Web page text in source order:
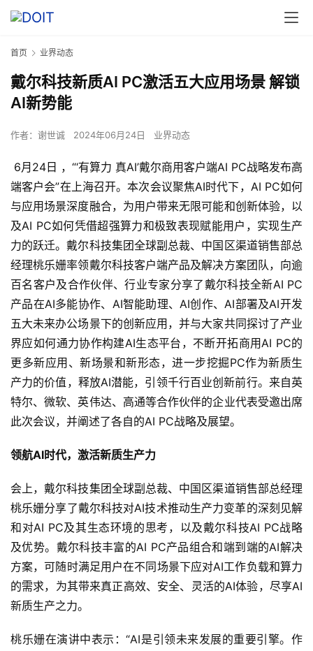
首页 业界动态
戴尔科技新质AI PC激活五大应用场景 解锁
AI新势能
作者： 谢世诚 2024年06月24日 业界动态
端客户会”在上海召开。本次会议聚焦AI时代下，AI PC如何
与应用场景深度融合，为用户带来无限可能和创新体验，以
及AI PC如何凭借超强算力和极致表现赋能用户，实现生产
力的跃迁。戴尔科技集团全球副总裁、中国区渠道销售部总
经理桃乐姗率领戴尔科技客户端产品及解决方案团队，向逾
百名客户及合作伙伴、行业专家分享了戴尔科技全新AI PC
产品在AI多能协作、AI智能助理、AI创作、AI部署及AI开发
五大未来办公场景下的创新应用，并与大家共同探讨了产业
界应如何通力协作构建AI生态平台，不断开拓商用AI PC的
更多新应用、新场景和新形态，进一步挖掘PC作为新质生
产力的价值，释放AI潜能，引领千行百业创新前行。来自英
特尔、微软、英伟达、高通等合作伙伴的企业代表受邀出席
此次会议，并阐述了各自的AI PC战略及展望。
领航AI时代，激活新质生产力
会上，戴尔科技集团全球副总裁、中国区渠道销售部总经理
桃乐姗分享了戴尔科技对AI技术推动生产力变革的深刻见解
和对AI PC及其生态环境的思考，以及戴尔科技AI PC战略
及优势。戴尔科技丰富的AI PC产品组合和端到端的AI解决
方案，可随时满足用户在不同场景下应对AI工作负载和算力
的需求，为其带来真正高效、安全、灵活的AI体验，尽享AI
新质生产之力。
桃乐姗在演讲中表示：“AI是引领未来发展的重要引擎。作